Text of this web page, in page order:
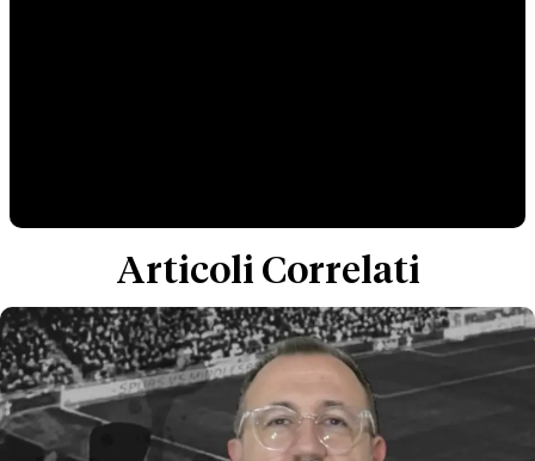
Articoli Correlati